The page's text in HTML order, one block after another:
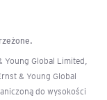
Young Global Limited,
& Young Global
do wysokości